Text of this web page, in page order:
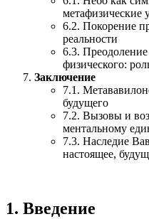
метафизические
6.2. Покорение
реальности
6.3.
физического:
Заключение
7.1.
будущего
7.2. Вызовы и
ментальному
7.3. Наследие
настоящее,
1. Введение